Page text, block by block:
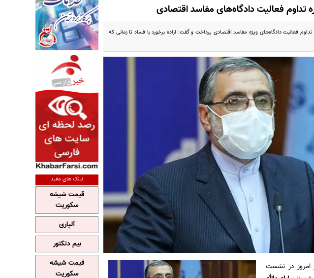
تداوم فعالیت دادگاه‌های مفاسد اقتصادی
فعالیت دادگاه‌های ویژه مفاسد اقتصادی پرداخت و گفت: اراده برخورد با فساد تا زمانی که
امروز در نشست
لینک های مفید
قیمت شیشه
سکوریت
آلپاری
بیم دتکتور
قیمت شیشه
سکوریت